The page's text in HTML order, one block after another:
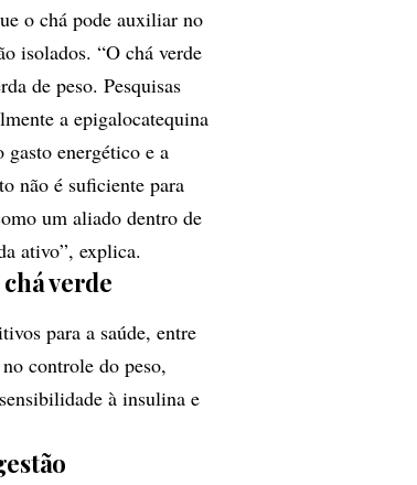
o chá pode auxiliar no
isolados. “O chá verde
de peso. Pesquisas
a epigalocatequina
energético e a
não é suficiente para
um aliado dentro de
ativo”, explica.
verde
para a saúde, entre
controle do peso,
à insulina e